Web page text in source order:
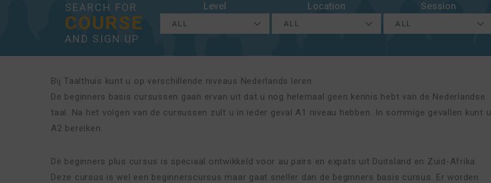
SEARCH FOR
COURSE
AND SIGN UP
Level Location Session
Bij Taalthuis kunt u op verschillende niveaus Nederlands leren.
De beginners basis cursussen gaan ervan uit dat u nog helemaal geen kennis hebt van de Nederlandse
taal. Na het volgen van de cursussen zult u in ieder geval A1 niveau hebben. In sommige gevallen kunt u
A2 bereiken.
De beginners plus cursus is speciaal ontwikkeld voor au pairs en expats uit Duitsland en Zuid-Afrika.
Deze cursus is wel een beginnerscursus maar gaat sneller dan de beginners basis cursus. Er worden